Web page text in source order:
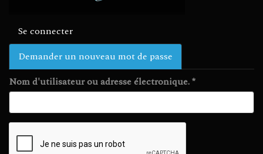
Se connecter
Demander un nouveau mot de passe
actif)
Nom d'utilisateur ou adresse électronique.*